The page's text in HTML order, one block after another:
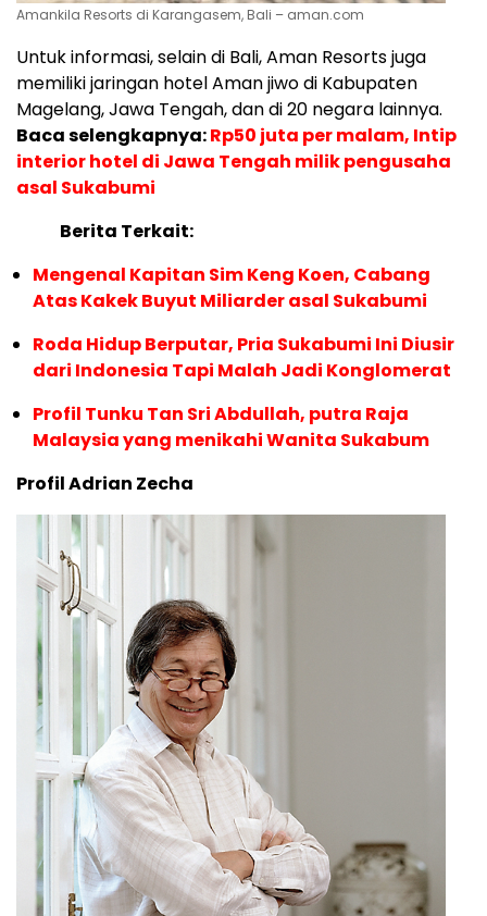
Amankila Resorts di Karangasem, Bali – aman.com
Untuk informasi, selain di Bali, Aman Resorts juga
memiliki jaringan hotel Aman jiwo di Kabupaten
Magelang, Jawa Tengah, dan di 20 negara lainnya.
Baca selengkapnya:Rp50 juta per malam, Intip
interior hotel di Jawa Tengah milik pengusaha
asal Sukabumi
Berita Terkait:
Mengenal Kapitan Sim Keng Koen, Cabang
Atas Kakek Buyut Miliarder asal Sukabumi
Roda Hidup Berputar, Pria Sukabumi Ini Diusir
dari Indonesia Tapi Malah Jadi Konglomerat
Profil Tunku Tan Sri Abdullah, putra Raja
Malaysia yang menikahi Wanita Sukabum
Profil Adrian Zecha